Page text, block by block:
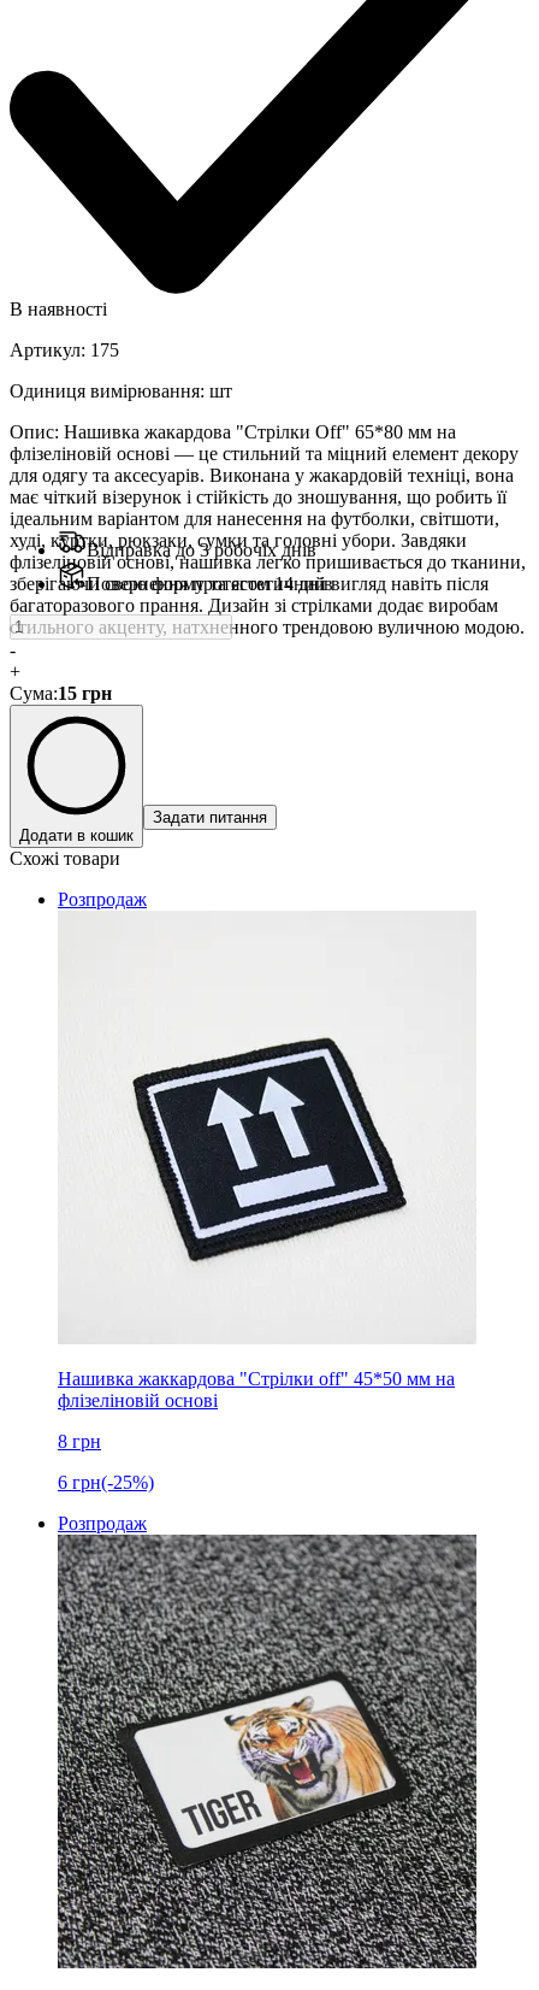
В наявності
Артикул: 175
Одиниця вимірювання: шт
Опис: Нашивка жакардова "Стрілки Off" 65*80 мм на
флізеліновій основі — це стильний та міцний елемент декору
для одягу та аксесуарів. Виконана у жакардовій техніці, вона
має чіткий візерунок і стійкість до зношування, що робить її
ідеальним варіантом для нанесення на футболки, світшоти,
худі, куртки, рюкзаки, сумки та головні убори. Завдяки
флізеліновій основі, нашивка легко пришивається до тканини,
зберігаючи свою форму та естетичний вигляд навіть після
багаторазового прання. Дизайн зі стрілками додає виробам
стильного акценту, натхненного трендовою вуличною модою.
Відправка до 3 робочіх днів
Повернення протягом 14 днів
-
+
Сума:15 грн
Додати в кошик
Задати питання
Схожі товари
Розпродаж
Нашивка жаккардова "Стрілки off" 45*50 мм на
флізеліновій основі
8 грн
6 грн(-25%)
Розпродаж